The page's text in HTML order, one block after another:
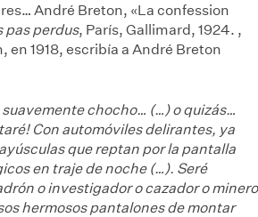
André Breton, «La confession
pas perdus, París, Gallimard, 1924. ,
en 1918, escribía a André Breton
suavemente chocho… (…) o quizás…
Con automóviles delirantes, ya
que reptan por la pantalla
en traje de noche (…). Seré
o investigador o cazador o minero
hermosos pantalones de montar